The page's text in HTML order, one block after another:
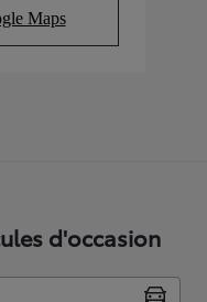
Maps
tab)
d'occasion